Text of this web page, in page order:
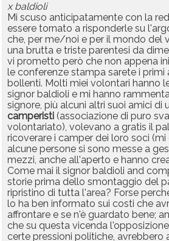
x baldioli
Mi scuso anticipatamente con la
essere tornato a risponderle su
che, per me/noi e per il mondo del
una brutta e triste parentesi da
vi prometto però che non appena
le conferenze stampa sarete i primi
bollenti. Molti miei volontari hanno
signor baldioli e mi hanno
signore, più alcuni altri suoi amici di
camperisti (associazione di puro
volontariato), volevano a gratis il
ricoverare i camper dei loro soci
alcune persone si sono messe a
mezzi, anche all'aperto e hanno
Come mai il signor baldioli and
storie prima dello smontaggio del
ripristino di tutta l'area? Forse
lo ha ben informato sui costi che
affrontare e se n'è guardato bene;
che su questa vicenda
certe pressioni politiche,